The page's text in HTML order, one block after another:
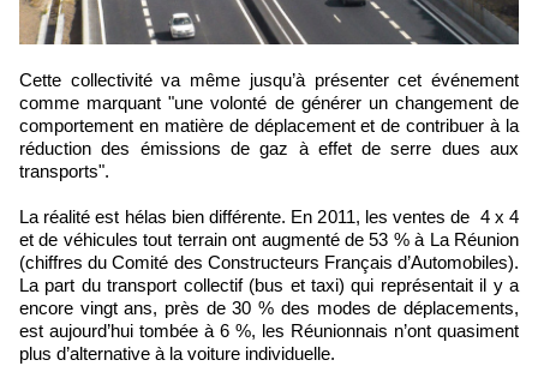
Cette collectivité va même jusqu’à présenter cet événement
comme marquant "une volonté de générer un changement de
comportement en matière de déplacement et de contribuer à la
réduction des émissions de gaz à effet de serre dues aux
transports".
La réalité est hélas bien différente. En 2011, les ventes de 4 x 4
et de véhicules tout terrain ont augmenté de 53 % à La Réunion
(chiffres du Comité des Constructeurs Français d’Automobiles).
La part du transport collectif (bus et taxi) qui représentait il y a
encore vingt ans, près de 30 % des modes de déplacements,
est aujourd’hui tombée à 6 %, les Réunionnais n’ont quasiment
plus d’alternative à la voiture individuelle.